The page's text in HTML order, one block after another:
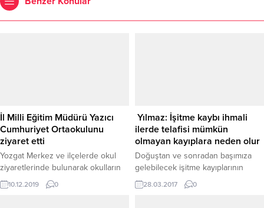
İl Milli Eğitim Müdürü Yazıcı
Cumhuriyet Ortaokulunu
ziyaret etti
Yozgat Merkez ve ilçelerde okul
ziyaretlerinde bulunarak okulların
fiziki ve genel durumunun yanı sıra
eğitim başarı seviyesinin
10.12.2019 0
Yılmaz: İşitme kaybı ihmali
ilerde telafisi mümkün
olmayan kayıplara neden olur
Doğuştan ve sonradan başımıza
gelebilecek işitme kayıplarının
nedenleri birden fazla olabiliyor.
Yozgat İşitme Merkezi Odyometristi
28.03.2017 0